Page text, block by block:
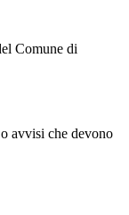
Comune di
avvisi che devono